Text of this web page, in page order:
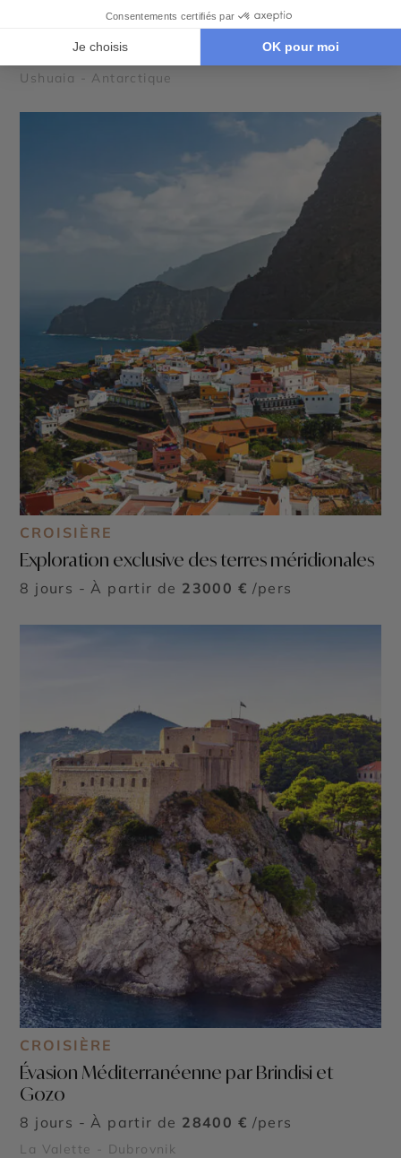
Expeditions
20 jours - À partir de /pers
Ushuaia - Antarctique
CROISIÈRE
Exploration exclusive des terres méridionales
8 jours - À partir de 23000 € /pers
CROISIÈRE
Évasion Méditerranéenne par Brindisi et
Gozo
8 jours - À partir de 28400 € /pers
La Valette - Dubrovnik